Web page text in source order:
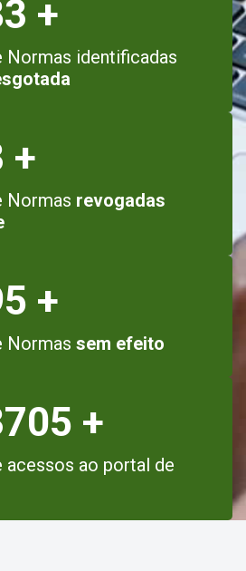
+
Normas identificadas
+
Normas revogadas
+
Normas sem efeito
+
acessos ao portal de